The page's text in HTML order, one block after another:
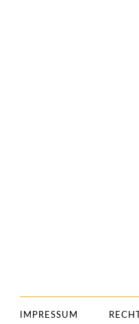
IMPRESSUM